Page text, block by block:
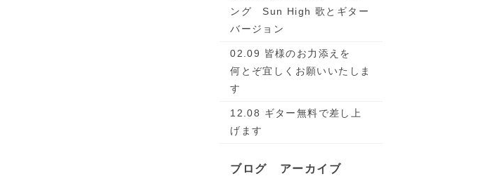
ング Sun High 歌とギター
バージョン
02.09 皆様のお力添えを
何とぞ宜しくお願いいたしま
す
12.08 ギター無料で差し上
げます
ブログ アーカイブ